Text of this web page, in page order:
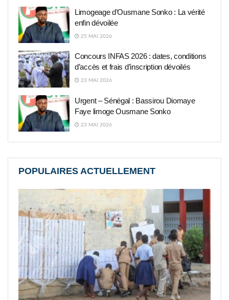
Limogeage d’Ousmane Sonko : La vérité
enfin dévoilée
25 MAI 2026
Concours INFAS 2026 : dates, conditions
d’accès et frais d’inscription dévoilés
23 MAI 2026
Urgent – Sénégal : Bassirou Diomaye
Faye limoge Ousmane Sonko
23 MAI 2026
POPULAIRES ACTUELLEMENT